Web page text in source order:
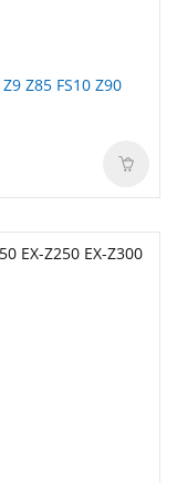
Z85 FS10 Z90